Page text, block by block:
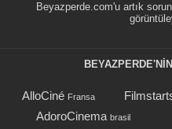
Beyazperde.com'u artık
AlloCiné Fransa
AdoroCinema brasil